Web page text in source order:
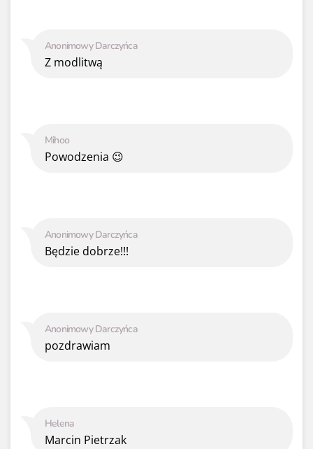
Helena
Marcin Pietrzak
Anonimowy Darczyńca
pozdrawiam
Anonimowy Darczyńca
Będzie dobrze!!!
Mihoo
Powodzenia 😉
Anonimowy Darczyńca
Z modlitwą